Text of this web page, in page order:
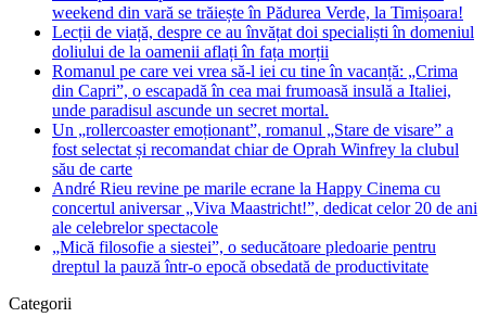
weekend din vară se trăiește în Pădurea Verde, la Timișoara!
Lecții de viață, despre ce au învățat doi specialiști în domeniul
doliului de la oamenii aflați în fața morții
Romanul pe care vei vrea să-l iei cu tine în vacanță: „Crima
din Capri”, o escapadă în cea mai frumoasă insulă a Italiei,
unde paradisul ascunde un secret mortal.
Un „rollercoaster emoționant”, romanul „Stare de visare” a
fost selectat și recomandat chiar de Oprah Winfrey la clubul
său de carte
André Rieu revine pe marile ecrane la Happy Cinema cu
concertul aniversar „Viva Maastricht!”, dedicat celor 20 de ani
ale celebrelor spectacole
„Mică filosofie a siestei”, o seducătoare pledoarie pentru
dreptul la pauză într-o epocă obsedată de productivitate
Categorii